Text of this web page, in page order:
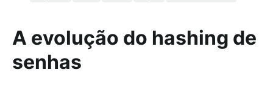
A evolução do hashing de
senhas